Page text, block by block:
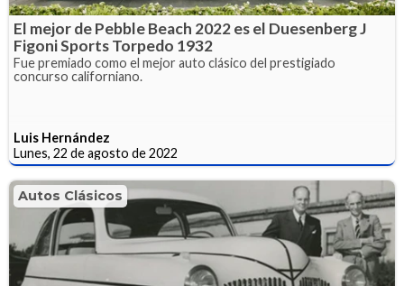
El mejor de Pebble Beach 2022 es el Duesenberg J
Figoni Sports Torpedo 1932
Fue premiado como el mejor auto clásico del prestigiado
concurso californiano.
Luis Hernández
Lunes, 22 de agosto de 2022
Autos Clásicos